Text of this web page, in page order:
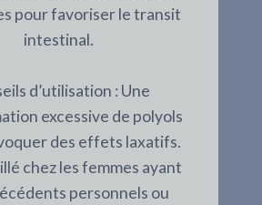
pour favoriser le transit
intestinal.
d’utilisation : Une
excessive de polyols
des effets laxatifs.
chez les femmes ayant
personnels ou